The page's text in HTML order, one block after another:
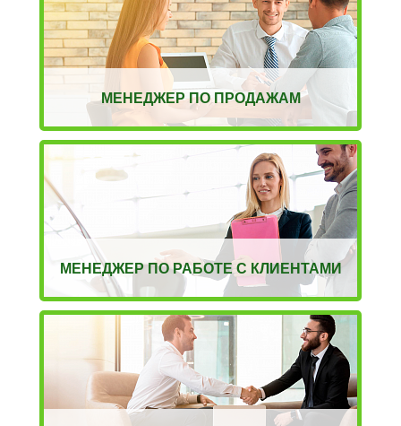
МЕНЕДЖЕР ПО ПРОДАЖАМ
МЕНЕДЖЕР ПО РАБОТЕ С КЛИЕНТАМИ